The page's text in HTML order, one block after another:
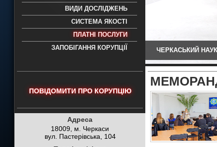
науково-дослідний експертно-
- проведення всих видів судових
експертиз
ВИДИ ДОСЛІДЖЕНЬ
СИСТЕМА ЯКОСТІ
ПЛАТНІ ПОСЛУГИ
ЗАПОБІГАННЯ КОРУПЦІЇ
ЧЕРКАСЬКИЙ
ПОВІДОМИТИ ПРО КОРУПЦІЮ
Адреса
18009, м. Черкаси
вул. Пастерівська, 104